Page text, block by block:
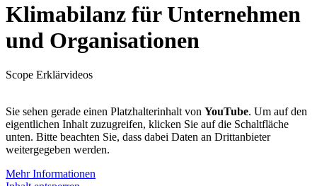
Klimabilanz für Unternehmen
und Organisationen
Scope Erklärvideos
Sie sehen gerade einen Platzhalterinhalt von YouTube. Um auf den
eigentlichen Inhalt zuzugreifen, klicken Sie auf die Schaltfläche
unten. Bitte beachten Sie, dass dabei Daten an Drittanbieter
weitergegeben werden.
Mehr Informationen